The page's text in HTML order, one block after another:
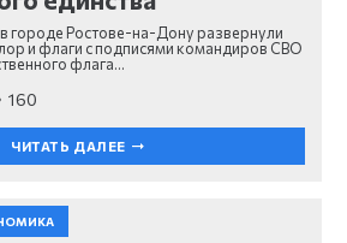
в городе Ростове-на-Дону развернули
и флаги с подписями командиров СВО
флага…
160
ЧИТАТЬ ДАЛЕЕ